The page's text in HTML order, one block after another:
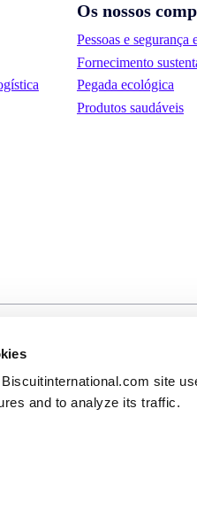
site
and to analyze its traffic.
Os nossos
Pessoas e
Fornecimento
Pegada ecológica
Produtos saudáveis